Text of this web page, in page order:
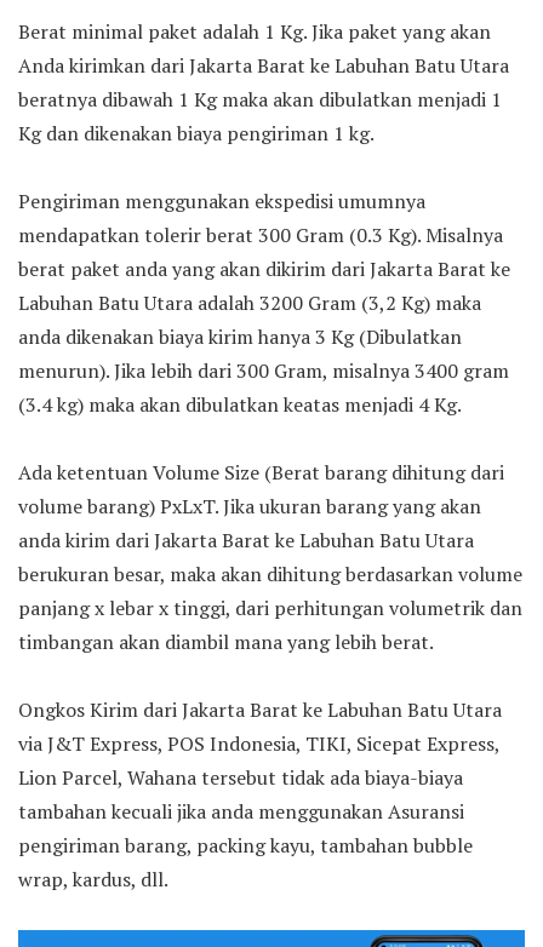
Berat minimal paket adalah 1 Kg. Jika paket yang akan
Anda kirimkan dari Jakarta Barat ke Labuhan Batu Utara
beratnya dibawah 1 Kg maka akan dibulatkan menjadi 1
Kg dan dikenakan biaya pengiriman 1 kg.
Pengiriman menggunakan ekspedisi umumnya
mendapatkan tolerir berat 300 Gram (0.3 Kg). Misalnya
berat paket anda yang akan dikirim dari Jakarta Barat ke
Labuhan Batu Utara adalah 3200 Gram (3,2 Kg) maka
anda dikenakan biaya kirim hanya 3 Kg (Dibulatkan
menurun). Jika lebih dari 300 Gram, misalnya 3400 gram
(3.4 kg) maka akan dibulatkan keatas menjadi 4 Kg.
Ada ketentuan Volume Size (Berat barang dihitung dari
volume barang) PxLxT. Jika ukuran barang yang akan
anda kirim dari Jakarta Barat ke Labuhan Batu Utara
berukuran besar, maka akan dihitung berdasarkan volume
panjang x lebar x tinggi, dari perhitungan volumetrik dan
timbangan akan diambil mana yang lebih berat.
Ongkos Kirim dari Jakarta Barat ke Labuhan Batu Utara
via J&T Express, POS Indonesia, TIKI, Sicepat Express,
Lion Parcel, Wahana tersebut tidak ada biaya-biaya
tambahan kecuali jika anda menggunakan Asuransi
pengiriman barang, packing kayu, tambahan bubble
wrap, kardus, dll.